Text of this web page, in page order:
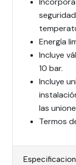
Energía
Incluye
10 bar.
Incluye
las
Termos